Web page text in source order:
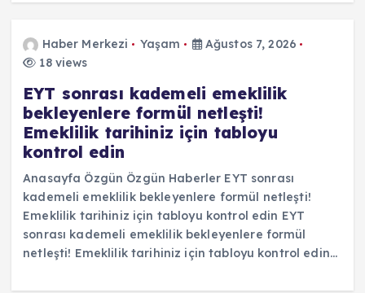
Haber Merkezi Yaşam
Ağustos 7, 2026
18 views
EYT sonrası kademeli emeklilik
bekleyenlere formül netleşti!
Emeklilik tarihiniz için tabloyu
kontrol edin
Anasayfa Özgün Özgün Haberler EYT sonrası
kademeli emeklilik bekleyenlere formül netleşti!
Emeklilik tarihiniz için tabloyu kontrol edin EYT
sonrası kademeli emeklilik bekleyenlere formül
netleşti! Emeklilik tarihiniz için tabloyu kontrol edin…